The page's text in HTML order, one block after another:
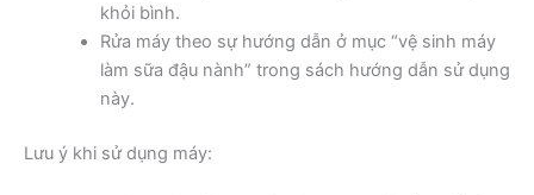
khỏi bình.
Rửa máy theo sự hướng dẫn ở mục “vệ sinh máy
làm sữa đậu nành” trong sách hướng dẫn sử dụng
này.
Lưu ý khi sử dụng máy: